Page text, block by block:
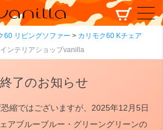
60 リビングソファー
カリモク60 Kチェア
ンテリアショップvanilla
了のお知らせ
縮ではございますが、2025年12月5日
アブルーブルー・グリーングリーンの